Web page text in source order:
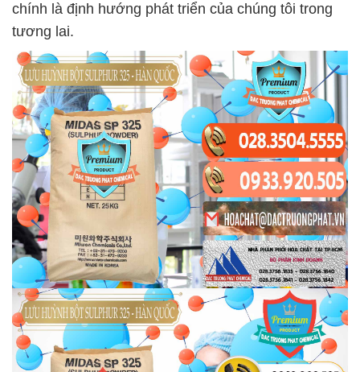
chính là định hướng phát triển của chúng tôi trong
tương lai.